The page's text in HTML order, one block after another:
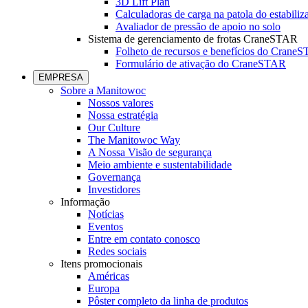
Calculadoras de carga na patola do
Avaliador de pressão de apoio no solo
Sistema de gerenciamento de frotas CraneSTAR
Folheto de recursos e benefícios do
Formulário de ativação do CraneSTAR
EMPRESA
Sobre a Manitowoc
Nossos valores
Nossa estratégia
Our Culture
The Manitowoc Way
A Nossa Visão de segurança
Meio ambiente e sustentabilidade
Governança
Investidores
Informação
Notícias
Eventos
Entre em contato conosco
Redes sociais
Itens promocionais
Américas
Europa
Pôster completo da linha de produtos